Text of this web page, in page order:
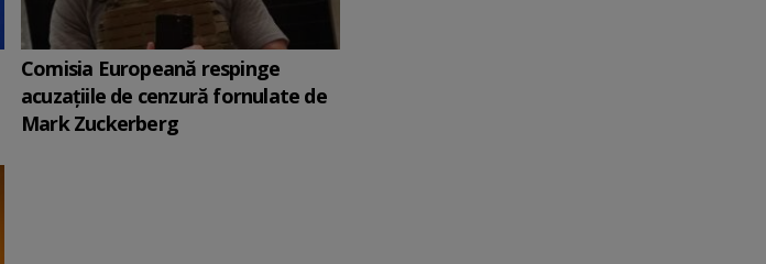
Comisia Europeană respinge
acuzaţiile de cenzură fornulate de
Mark Zuckerberg